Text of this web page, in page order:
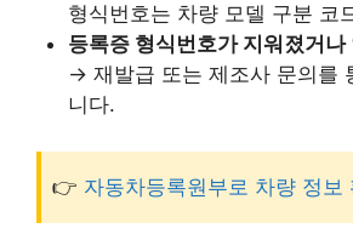
형식번호는 차량 모델 구분 코
등록증 형식번호가 지워졌거나
→ 재발급 또는 제조사 문의를
니다.
👉 자동차등록원부로 차량 정보